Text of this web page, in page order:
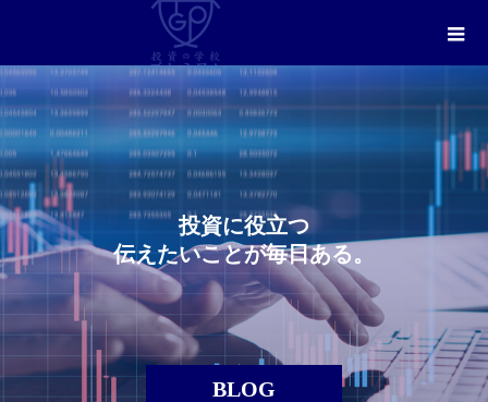
BLOG
投資に役立つ
伝え たいことが毎日ある。